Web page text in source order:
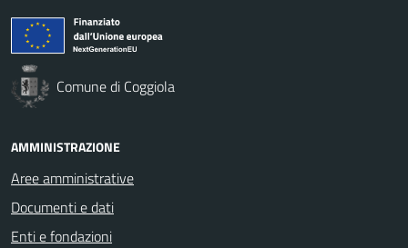
Comune di Coggiola
AMMINISTRAZIONE
Aree amministrative
Documenti e dati
Enti e fondazioni